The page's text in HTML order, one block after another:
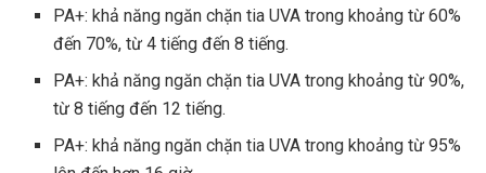
PA+: khả năng ngăn chặn tia UVA trong khoảng từ 60%
đến 70%, từ 4 tiếng đến 8 tiếng.
PA+: khả năng ngăn chặn tia UVA trong khoảng từ 90%,
từ 8 tiếng đến 12 tiếng.
PA+: khả năng ngăn chặn tia UVA trong khoảng từ 95%